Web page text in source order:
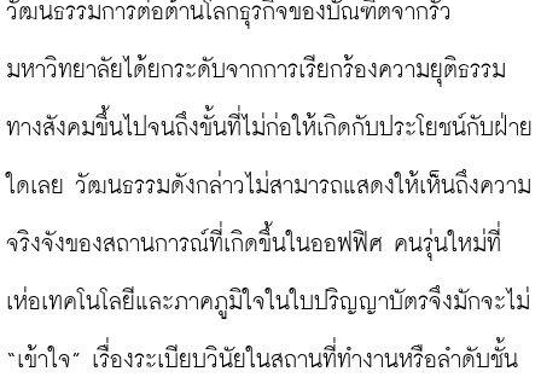
วัฒนธรรมการต่อต้านโลกธุรกิจของบัณฑิตจากรั้ว
มหาวิทยาลัยได้ยกระดับจากการเรียกร้องความยุติธรรม
ทางสังคมขึ้นไปจนถึงขั้นที่ไม่ก่อให้เกิดกับประโยชน์กับฝ่าย
ใดเลย วัฒนธรรมดังกล่าวไม่สามารถแสดงให้เห็นถึงความ
จริงจังของสถานการณ์ที่เกิดขึ้นในออฟฟิศ คนรุ่นใหม่ที่
เห่อเทคโนโลยีและภาคภูมิใจในใบปริญญาบัตรจึงมักจะไม่
“เข้าใจ” เรื่องระเบียบวินัยในสถานที่ทำงานหรือลำดับชั้น